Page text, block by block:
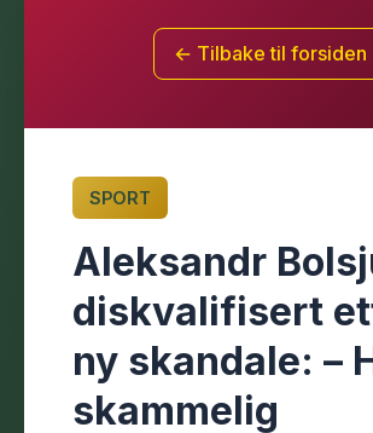
← Tilbake til forsiden
SPORT
Aleksandr
diskvalifisert
ny skandale: –
skammelig